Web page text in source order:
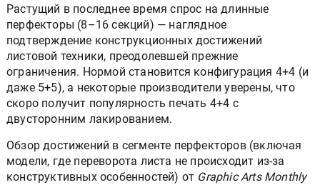
Растущий в последнее время спрос на длинные
перфекторы (8–16 секций) — наглядное
подтверждение конструкционных достижений
листовой техники, преодолевшей прежние
ограничения. Нормой становится конфигурация 4+4 (и
даже 5+5), а некоторые производители уверены, что
скоро получит популярность печать 4+4 с
двусторонним лакированием.
Обзор достижений в сегменте перфекторов (включая
модели, где переворота листа не происходит из-за
конструктивных особенностей) от Graphic Arts Monthly